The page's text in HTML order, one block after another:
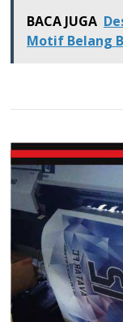
BACA JUGA
Motif Belang